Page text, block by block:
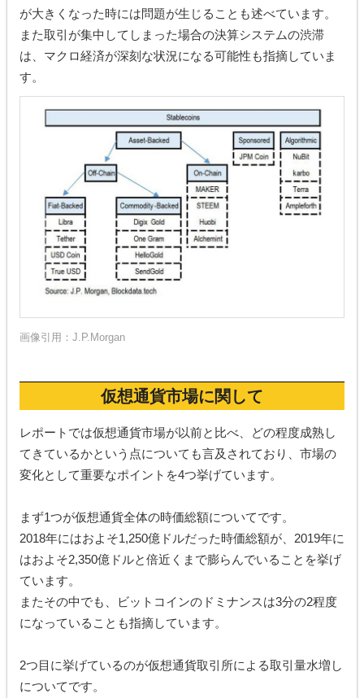
が大きくなった時には問題が生じることも述べています。
また取引が集中してしまった場合の決算システムの渋滞
は、マクロ経済が深刻な状況になる可能性も指摘していま
す。
画像引用： J.P.Morgan
仮想通貨市場に関して
レポートでは仮想通貨市場が以前と比べ、どの程度成熟し
てきているかという点についても言及されており、市場の
変化として重要なポイントを4つ挙げています。
まず1つが仮想通貨全体の時価総額についてです。
2018年にはおよそ1,250億ドルだった時価総額が、2019年に
はおよそ2,350億ドルと倍近くまで膨らんでいることを挙げ
ています。
またその中でも、ビットコインのドミナンスは3分の2程度
になっていることも指摘しています。
2つ目に挙げているのが仮想通貨取引所による取引量水増し
についてです。